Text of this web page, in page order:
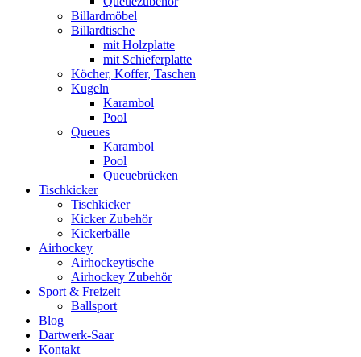
Billardmöbel
Billardtische
mit Holzplatte
mit Schieferplatte
Köcher, Koffer, Taschen
Kugeln
Karambol
Pool
Queues
Karambol
Pool
Queuebrücken
Tischkicker
Tischkicker
Kicker Zubehör
Kickerbälle
Airhockey
Airhockeytische
Airhockey Zubehör
Sport & Freizeit
Ballsport
Blog
Dartwerk-Saar
Kontakt